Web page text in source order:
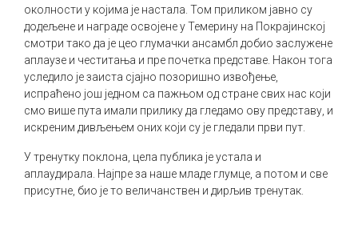
околности у којима је настала. Том приликом јавно су
додељене и награде освојене у Темерину на Покрајинској
смотри тако да је цео глумачки ансамбл добио заслужене
аплаузе и честитања и пре почетка представе. Након тога
уследило је заиста сјајно позоришно извођење,
испраћено још једном са пажњом од стране свих нас који
смо више пута имали прилику да гледамо ову представу, и
искреним дивљењем оних који су је гледали први пут.
У тренутку поклона, цела публика је устала и
аплаудирала. Најпре за наше младе глумце, а потом и све
присутне, био је то величанствен и дирљив тренутак.